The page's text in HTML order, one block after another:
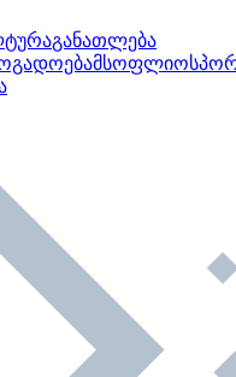
განათლება
მსოფლიო